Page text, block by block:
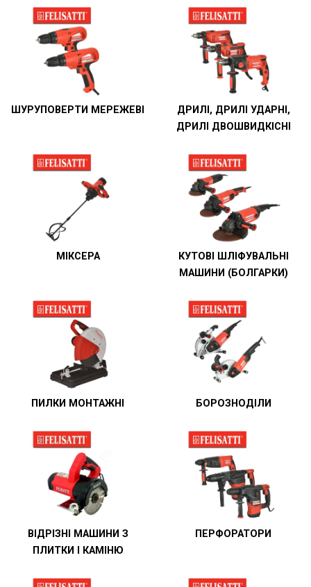
ШУРУПОВЕРТИ МЕРЕЖЕВІ
ДРИЛІ, ДРИЛІ УДАРНІ,
ДРИЛІ ДВОШВИДКІСНІ
МІКСЕРА
КУТОВІ ШЛІФУВАЛЬНІ
МАШИНИ (БОЛГАРКИ)
ПИЛКИ МОНТАЖНІ БОРОЗНОДІЛИ
ВІДРІЗНІ МАШИНИ З
ПЛИТКИ І КАМІНЮ
ПЕРФОРАТОРИ